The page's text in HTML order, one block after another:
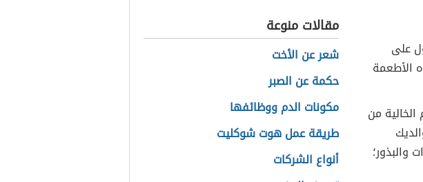
على
الأطعمة
الخالية من
والبذور؛
مقالات منوعة
شعر عن الأخت
حكمة عن الصبر
مكونات الدم ووظائفها
طريقة عمل هوت شوكليت
أنواع الشركات